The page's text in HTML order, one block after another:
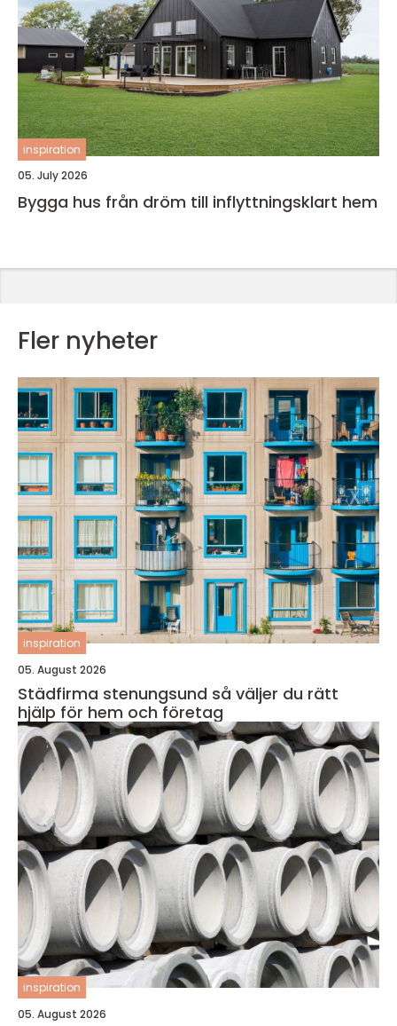
inspiration
05. July 2026
Bygga hus från dröm till inflyttningsklart hem
Fler nyheter
inspiration
05. August 2026
Städfirma stenungsund så väljer du rätt
hjälp för hem och företag
inspiration
05. August 2026